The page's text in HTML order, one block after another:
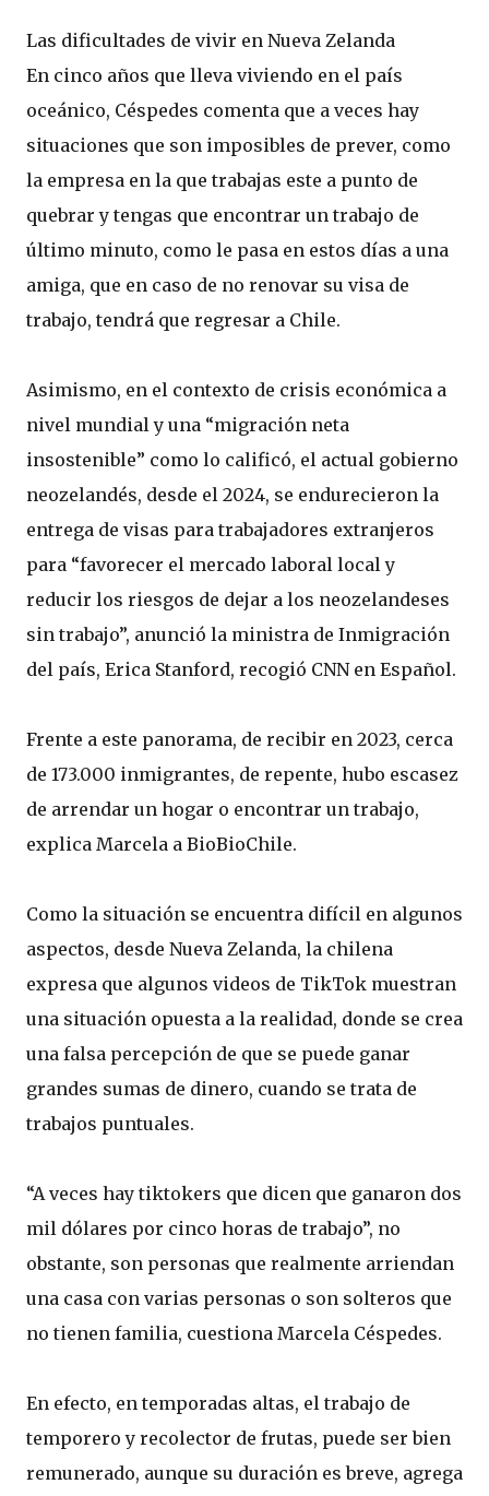
Las dificultades de vivir en Nueva Zelanda
En cinco años que lleva viviendo en el país
oceánico, Céspedes comenta que a veces hay
situaciones que son imposibles de prever, como
la empresa en la que trabajas este a punto de
quebrar y tengas que encontrar un trabajo de
último minuto, como le pasa en estos días a una
amiga, que en caso de no renovar su visa de
trabajo, tendrá que regresar a Chile.
Asimismo, en el contexto de crisis económica a
nivel mundial y una “migración neta
insostenible” como lo calificó, el actual gobierno
neozelandés, desde el 2024, se endurecieron la
entrega de visas para trabajadores extranjeros
para “favorecer el mercado laboral local y
reducir los riesgos de dejar a los neozelandeses
sin trabajo”, anunció la ministra de Inmigración
del país, Erica Stanford, recogió CNN en Español.
Frente a este panorama, de recibir en 2023, cerca
de 173.000 inmigrantes, de repente, hubo escasez
de arrendar un hogar o encontrar un trabajo,
explica Marcela a BioBioChile.
Como la situación se encuentra difícil en algunos
aspectos, desde Nueva Zelanda, la chilena
expresa que algunos videos de TikTok muestran
una situación opuesta a la realidad, donde se crea
una falsa percepción de que se puede ganar
grandes sumas de dinero, cuando se trata de
trabajos puntuales.
“A veces hay tiktokers que dicen que ganaron dos
mil dólares por cinco horas de trabajo”, no
obstante, son personas que realmente arriendan
una casa con varias personas o son solteros que
no tienen familia, cuestiona Marcela Céspedes.
En efecto, en temporadas altas, el trabajo de
temporero y recolector de frutas, puede ser bien
remunerado, aunque su duración es breve, agrega